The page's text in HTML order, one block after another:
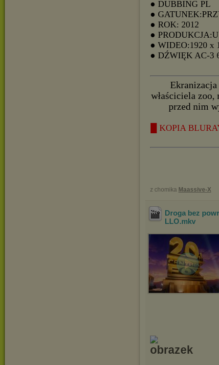
● DUBBING PL
●
● ROK: 2012
●
● WIDEO:1920 x
● DŹWIĘK AC-3
właściciela
przed nim
█ KOPIA
z chomika Maassive-X
Droga bez
LLO.mkv